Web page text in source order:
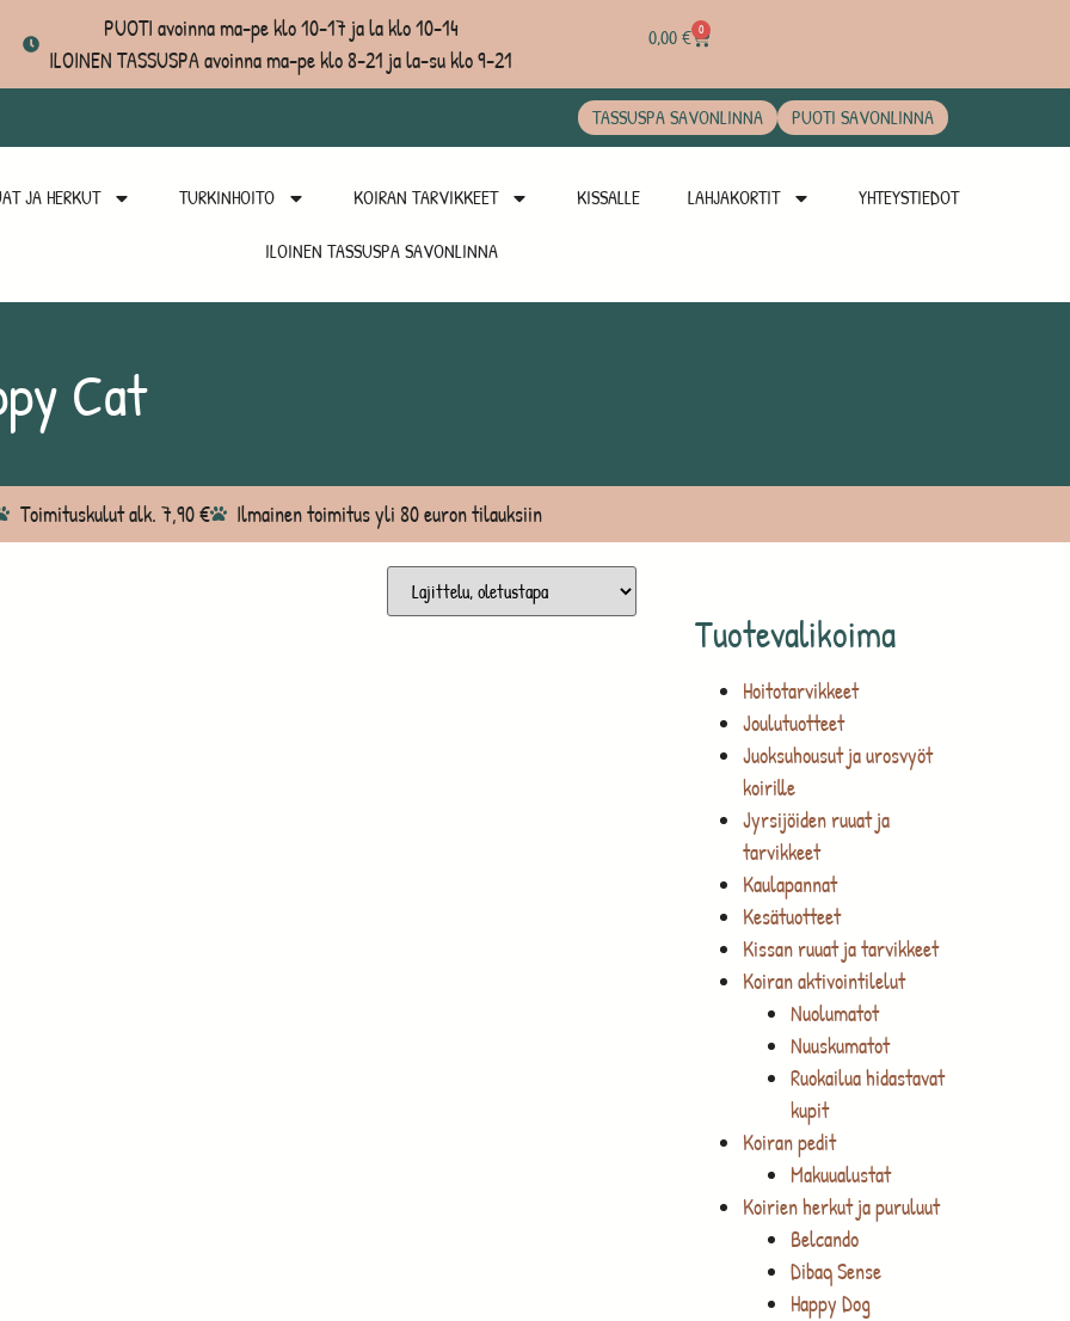
PUOTI avoinna ma-pe klo 10-17 ja la klo 10-14
ILOINEN TASSUSPA avoinna ma-pe klo 8-21 ja la-su klo 9-21
0,00€ 0
TASSUSPA SAVONLINNA PUOTI SAVONLINNA
JA HERKUT TURKINHOITO KOIRAN TARVIKKEET KISSALLE LAHJAKORTIT YHTEYSTIEDOT
ILOINEN TASSUSPA SAVONLINNA
Cat
Toimituskulut alk. 7,90 € Ilmainen toimitus yli 80 euron tilauksiin
Tuotevalikoima
Hoitotarvikkeet
Joulutuotteet
Juoksuhousut ja urosvyöt
koirille
Jyrsijöiden ruuat ja
tarvikkeet
Kaulapannat
Kesätuotteet
Kissan ruuat ja tarvikkeet
Koiran aktivointilelut
Nuolumatot
Nuuskumatot
Ruokailua hidastavat
kupit
Koiran pedit
Makuualustat
Koirien herkut ja puruluut
Belcando
Dibaq Sense
Happy Dog